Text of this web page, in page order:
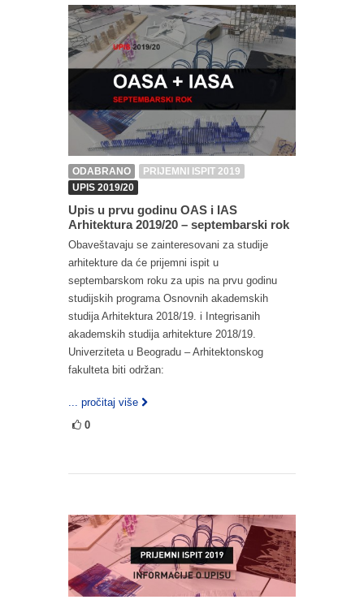
ODABRANO
PRIJEMNI ISPIT 2019
UPIS 2019/20
Upis u prvu godinu OAS i IAS
Arhitektura 2019/20 – septembarski rok
Obaveštavaju se zainteresovani za studije
arhitekture da će prijemni ispit u
septembarskom roku za upis na prvu godinu
studijskih programa Osnovnih akademskih
studija Arhitektura 2018/19. i Integrisanih
akademskih studija arhitekture 2018/19.
Univerziteta u Beogradu – Arhitektonskog
fakulteta biti održan:
... pročitaj više
0